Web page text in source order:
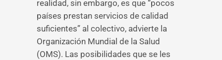
realidad, sin embargo, es que “pocos
países prestan servicios de calidad
suficientes” al colectivo, advierte la
Organización Mundial de la Salud
(OMS). Las posibilidades que se les